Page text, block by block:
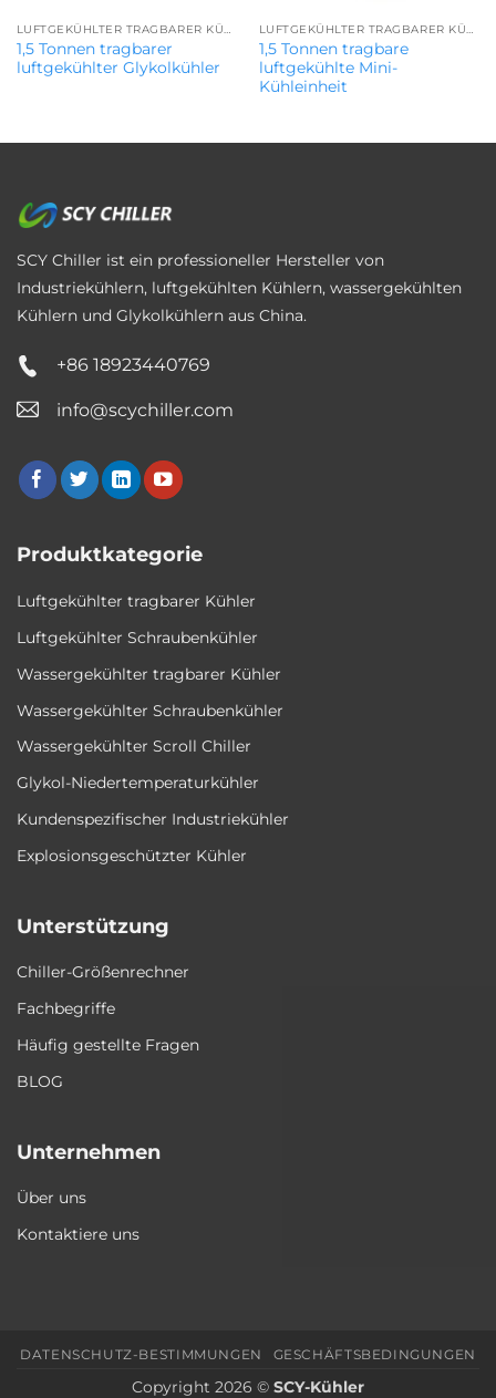
LUFTGEKÜHLTER TRAGBARER KÜHLER
1,5 Tonnen tragbarer
luftgekühlter Glykolkühler
LUFTGEKÜHLTER TRAGBARER KÜHLER
1,5 Tonnen tragbare
luftgekühlte Mini-
Kühleinheit
SCY Chiller ist ein professioneller Hersteller von
Industriekühlern, luftgekühlten Kühlern, wassergekühlten
Kühlern und Glykolkühlern aus China.
+86 18923440769
info@scychiller.com
Produktkategorie
Luftgekühlter tragbarer Kühler
Luftgekühlter Schraubenkühler
Wassergekühlter tragbarer Kühler
Wassergekühlter Schraubenkühler
Wassergekühlter Scroll Chiller
Glykol-Niedertemperaturkühler
Kundenspezifischer Industriekühler
Explosionsgeschützter Kühler
Unterstützung
Chiller-Größenrechner
Fachbegriffe
Häufig gestellte Fragen
BLOG
Unternehmen
Über uns
Kontaktiere uns
DATENSCHUTZ-BESTIMMUNGEN GESCHÄFTSBEDINGUNGEN
Copyright 2026 © SCY-Kühler